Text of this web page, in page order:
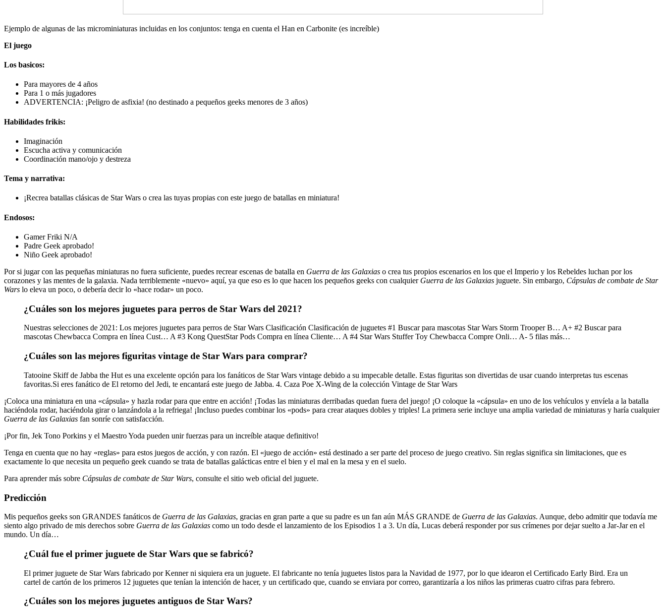
Ejemplo de algunas de las microminiaturas incluidas en los conjuntos: tenga en cuenta el Han en Carbonite (es increíble)
El juego
Los basicos:
Para mayores de 4 años
Para 1 o más jugadores
ADVERTENCIA: ¡Peligro de asfixia! (no destinado a pequeños geeks menores de 3 años)
Habilidades frikis:
Imaginación
Escucha activa y comunicación
Coordinación mano/ojo y destreza
Tema y narrativa:
¡Recrea batallas clásicas de Star Wars o crea las tuyas propias con este juego de batallas en miniatura!
Endosos:
Gamer Friki N/A
Padre Geek aprobado!
Niño Geek aprobado!
Por si jugar con las pequeñas miniaturas no fuera suficiente, puedes recrear escenas de batalla en Guerra de las Galaxias o crea tus propios escenarios en los que el Imperio y los Rebeldes luchan por los
corazones y las mentes de la galaxia. Nada terriblemente «nuevo» aquí, ya que eso es lo que hacen los pequeños geeks con cualquier Guerra de las Galaxias juguete. Sin embargo, Cápsulas de combate de Star
Wars lo eleva un poco, o debería decir lo «hace rodar» un poco.
¿Cuáles son los mejores juguetes para perros de Star Wars del 2021?
Nuestras selecciones de 2021: Los mejores juguetes para perros de Star Wars Clasificación Clasificación de juguetes #1 Buscar para mascotas Star Wars Storm Trooper B… A+ #2 Buscar para
mascotas Chewbacca Compra en línea Cust… A #3 Kong QuestStar Pods Compra en línea Cliente… A #4 Star Wars Stuffer Toy Chewbacca Compre Onli… A- 5 filas más…
¿Cuáles son las mejores figuritas vintage de Star Wars para comprar?
Tatooine Skiff de Jabba the Hut es una excelente opción para los fanáticos de Star Wars vintage debido a su impecable detalle. Estas figuritas son divertidas de usar cuando interpretas tus escenas
favoritas.Si eres fanático de El retorno del Jedi, te encantará este juego de Jabba. 4. Caza Poe X-Wing de la colección Vintage de Star Wars
¡Coloca una miniatura en una «cápsula» y hazla rodar para que entre en acción! ¡Todas las miniaturas derribadas quedan fuera del juego! ¡O coloque la «cápsula» en uno de los vehículos y envíela a la batalla
haciéndola rodar, haciéndola girar o lanzándola a la refriega! ¡Incluso puedes combinar los «pods» para crear ataques dobles y triples! La primera serie incluye una amplia variedad de miniaturas y haría cualquier
Guerra de las Galaxias fan sonríe con satisfacción.
¡Por fin, Jek Tono Porkins y el Maestro Yoda pueden unir fuerzas para un increíble ataque definitivo!
Tenga en cuenta que no hay «reglas» para estos juegos de acción, y con razón. El «juego de acción» está destinado a ser parte del proceso de juego creativo. Sin reglas significa sin limitaciones, que es
exactamente lo que necesita un pequeño geek cuando se trata de batallas galácticas entre el bien y el mal en la mesa y en el suelo.
Para aprender más sobre Cápsulas de combate de Star Wars, consulte el sitio web oficial del juguete.
Predicción
Mis pequeños geeks son GRANDES fanáticos de Guerra de las Galaxias, gracias en gran parte a que su padre es un fan aún MÁS GRANDE de Guerra de las Galaxias. Aunque, debo admitir que todavía me
siento algo privado de mis derechos sobre Guerra de las Galaxias como un todo desde el lanzamiento de los Episodios 1 a 3. Un día, Lucas deberá responder por sus crímenes por dejar suelto a Jar-Jar en el
mundo. Un día…
¿Cuál fue el primer juguete de Star Wars que se fabricó?
El primer juguete de Star Wars fabricado por Kenner ni siquiera era un juguete. El fabricante no tenía juguetes listos para la Navidad de 1977, por lo que idearon el Certificado Early Bird. Era un
cartel de cartón de los primeros 12 juguetes que tenían la intención de hacer, y un certificado que, cuando se enviara por correo, garantizaría a los niños las primeras cuatro cifras para febrero.
¿Cuáles son los mejores juguetes antiguos de Star Wars?